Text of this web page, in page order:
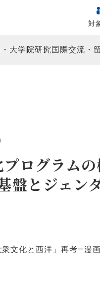
対
大学院研究国際交流・
ログラム
盤とジェン
文化と西洋」再考―漫